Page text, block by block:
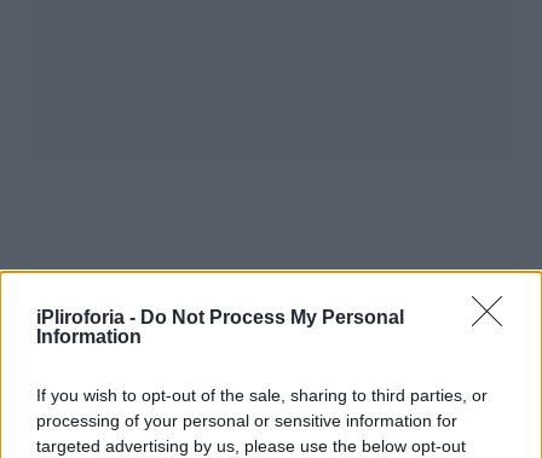
iPliroforia - Do Not Process My Personal
Information
If you wish to opt-out of the sale, sharing to third parties, or
processing of your personal or sensitive information for
targeted advertising by us, please use the below opt-out